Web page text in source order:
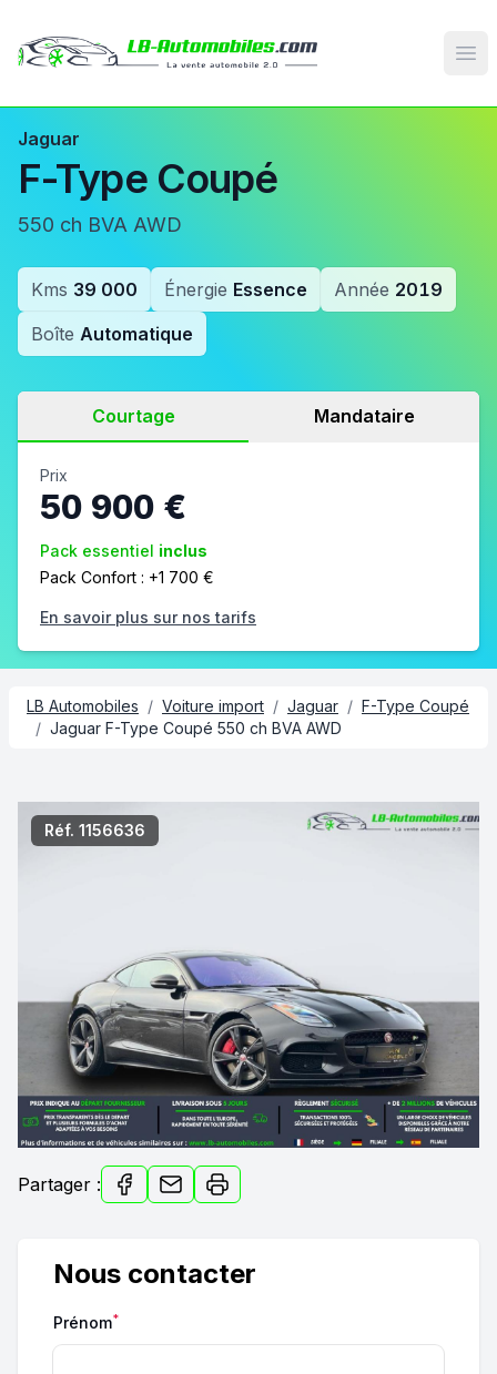
Jaguar
F-Type Coupé
550 ch BVA AWD
Kms 39 000 Énergie Essence Année 2019
Boîte Automatique
Courtage Mandataire
Prix
50 900 €
Pack essentiel inclus
Pack Confort : +1 700 €
En savoir plus sur nos tarifs
LB Automobiles / Voiture import / Jaguar / F-Type Coupé
/ Jaguar F-Type Coupé 550 ch BVA AWD
Réf. 1156636
Partager :
Nous contacter
Prénom*